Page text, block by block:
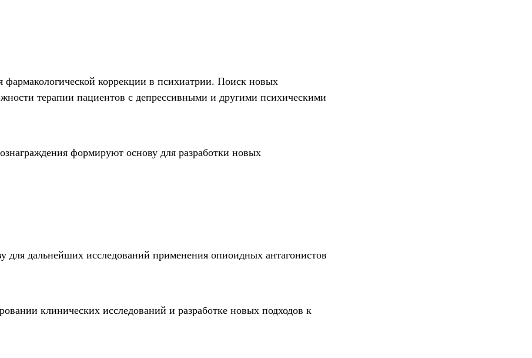
коррекции в психиатрии. Поиск новых
терапии пациентов с депрессивными и другими психическими
формируют основу для разработки новых
для дальнейших исследований применения опиоидных антагонистов
клинических исследований и разработке новых подходов к